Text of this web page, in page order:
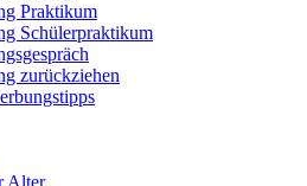
Praktikum
Schülerpraktikum
zurückziehen
Alter